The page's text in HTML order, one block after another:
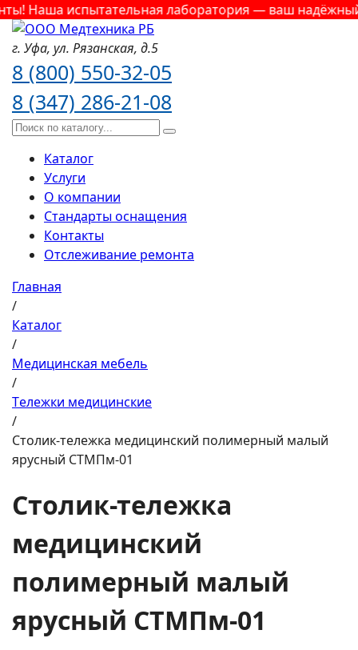
Наша испытательная лаборатория — ваш надёжный
г. Уфа, ул. Рязанская, д.5
8 (800) 550-32-05
8 (347) 286-21-08
Каталог
Услуги
О компании
Стандарты оснащения
Контакты
Отслеживание ремонта
Главная
/
Каталог
/
Медицинская мебель
/
Tележки медицинские
/
Столик-тележка медицинский полимерный малый
ярусный СТМПм-01
Столик-тележка
медицинский
полимерный малый
ярусный СТМПм-01